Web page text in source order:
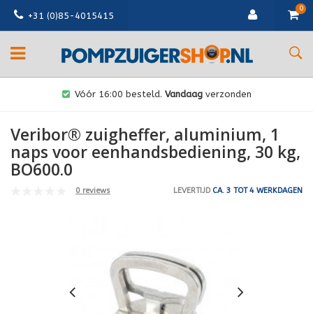
+31 (0)85-4015415
0
Vóór 16:00 besteld. Vandaag verzonden
Veribor® zuigheffer, aluminium, 1
naps voor eenhandsbediening, 30 kg,
BO600.0
0 reviews LEVERTIJDCA. 3 TOT 4 WERKDAGEN